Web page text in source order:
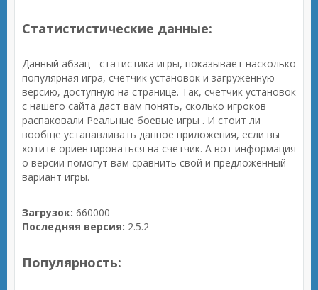
Статистистические данные:
Данный абзац - статистика игры, показывает насколько
популярная игра, счетчик установок и загруженную
версию, доступную на странице. Так, счетчик установок
с нашего сайта даст вам понять, сколько игроков
распаковали Реальные боевые игры . И стоит ли
вообще устанавливать данное приложения, если вы
хотите ориентироваться на счетчик. А вот информация
о версии помогут вам сравнить свой и предложенный
вариант игры.
Загрузок: 660000
Последняя версия: 2.5.2
Популярность: